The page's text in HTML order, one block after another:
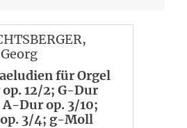
,
für Orgel
12/2; G-Dur
Dur op. 3/10;
3/4; g-Moll